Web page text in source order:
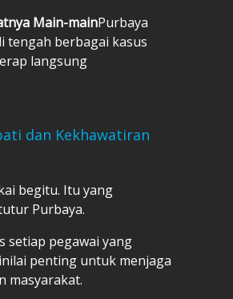
Main-mainPurbaya
tengah berbagai kasus
langsung
dan Kekhawatiran
begitu. Itu yang
Purbaya.
setiap pegawai yang
penting untuk menjaga
masyarakat.